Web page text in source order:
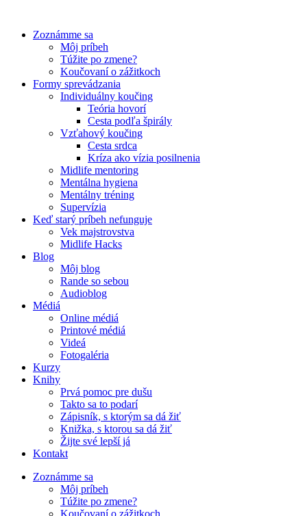
obsah
Zoznámme sa
Môj príbeh
Túžite po zmene?
Koučovaní o zážitkoch
Formy sprevádzania
Individuálny koučing
Teória hovorí
Cesta podľa špirály
Vzťahový koučing
Cesta srdca
Kríza ako vízia posilnenia
Midlife mentoring
Mentálna hygiena
Mentálny tréning
Supervízia
Keď starý príbeh nefunguje
Vek majstrovstva
Midlife Hacks
Blog
Môj blog
Rande so sebou
Audioblog
Médiá
Online médiá
Printové médiá
Videá
Fotogaléria
Kurzy
Knihy
Prvá pomoc pre dušu
Takto sa to podarí
Zápisník, s ktorým sa dá žiť
Knižka, s ktorou sa dá žiť
Žijte své lepší já
Kontakt
Zoznámme sa
Môj príbeh
Túžite po zmene?
Koučovaní o zážitkoch